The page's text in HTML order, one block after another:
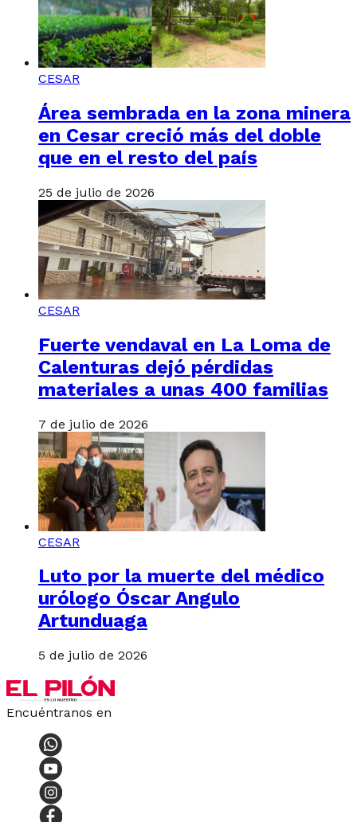
CESAR
Área sembrada en la zona minera
en Cesar creció más del doble
que en el resto del país
25 de julio de 2026
CESAR
Fuerte vendaval en La Loma de
Calenturas dejó pérdidas
materiales a unas 400 familias
7 de julio de 2026
CESAR
Luto por la muerte del médico
urólogo Óscar Angulo
Artunduaga
5 de julio de 2026
Encuéntranos en